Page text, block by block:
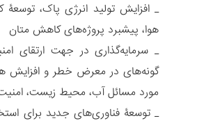
_ افزایش تولید انرژی پاک، توسعۀ
هوا، پیشبرد پروژه‌های کاهش متان
_ سرمایه‌گذاری در جهت ارتقای
گونه‌های در معرض خطر و افزایش
مورد مسائل آب، محیط زیست،
_ توسعۀ فناوری‌های جدید برای